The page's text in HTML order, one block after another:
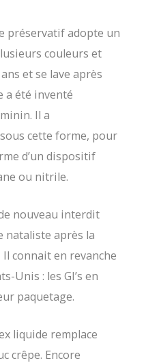
préservatif adopte un
couleurs et
et se lave après
a été inventé
Il a
cette forme, pour
d’un dispositif
ou nitrile.
nouveau interdit
nataliste après la
connait en revanche
Unis : les GI’s en
paquetage.
liquide remplace
crêpe. Encore